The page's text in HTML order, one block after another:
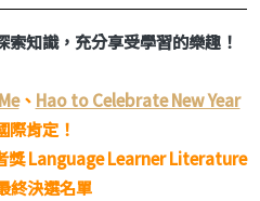
知識，充分享受學習的樂趣！
、 Hao to Celebrate New Year
際肯定！
獎 Language Learner Literature
終決選名單